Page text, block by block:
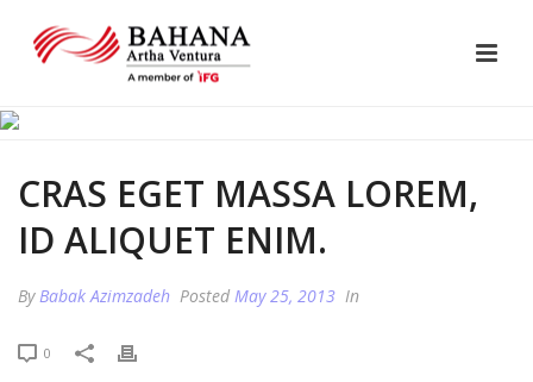
CRAS EGET MASSA LOREM,
ID ALIQUET ENIM.
ByBabak Azimzadeh Posted May 25, 2013 In
0